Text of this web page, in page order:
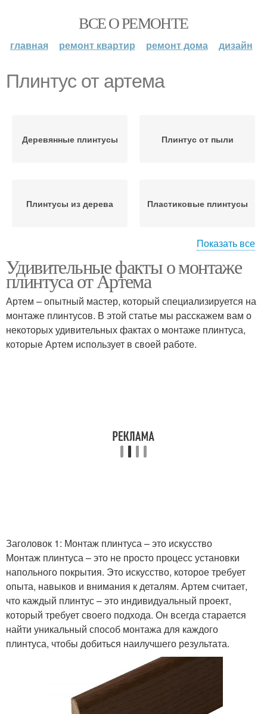
ВСЕ О РЕМОНТЕ
главная ремонт квартир ремонт дома дизайн
Плинтус от артема
Деревянные плинтусы Плинтус от пыли
Плинтусы из дерева Пластиковые плинтусы
определенной площади
Показать все
Удивительные факты о монтаже
плинтуса от Артема
Артем – опытный мастер, который специализируется на
монтаже плинтусов. В этой статье мы расскажем вам о
некоторых удивительных фактах о монтаже плинтуса,
которые Артем использует в своей работе.
Заголовок 1: Монтаж плинтуса – это искусство
Монтаж плинтуса – это не просто процесс установки
напольного покрытия. Это искусство, которое требует
опыта, навыков и внимания к деталям. Артем считает,
что каждый плинтус – это индивидуальный проект,
который требует своего подхода. Он всегда старается
найти уникальный способ монтажа для каждого
плинтуса, чтобы добиться наилучшего результата.